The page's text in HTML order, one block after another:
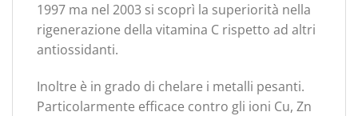
1997 ma nel 2003 si scoprì la superiorità nella
rigenerazione della vitamina C rispetto ad altri
antiossidanti.
Inoltre è in grado di chelare i metalli pesanti.
Particolarmente efficace contro gli ioni Cu, Zn